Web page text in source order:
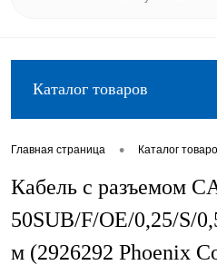
Каталог товаров
Главная страница • Каталог
Кабель с разъемом
50SUB/F/OE/0,25/S/
м (2926292 Phoenix